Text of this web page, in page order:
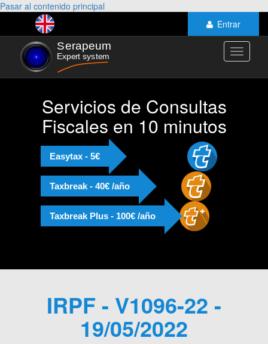
Pasar al contenido principal
Entrar
Toggle
Servicios de Consultas
Fiscales en 10 minutos
Easytax - 5€
Taxbreak - 40€ /año
Taxbreak Plus - 100€ /año
IRPF - V1096-22 -
19/05/2022